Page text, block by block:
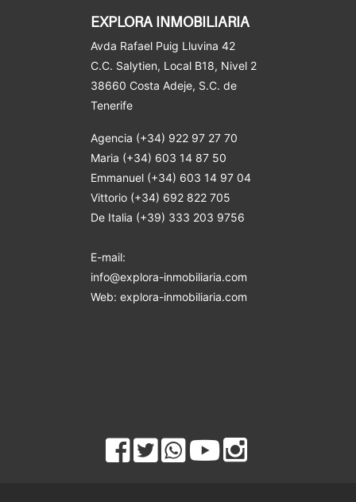
EXPLORA INMOBILIARIA
Avda Rafael Puig Lluvina 42
C.C. Salytien, Local B18, Nivel 2
38660 Costa Adeje, S.C. de
Tenerife
Agencia (+34) 922 97 27 70
Maria (+34) 603 14 87 50
Emmanuel (+34) 603 14 97 04
Vittorio (+34) 692 822 705
De Italia (+39) 333 203 9756
E-mail:
info@explora-inmobiliaria.com
Web: explora-inmobiliaria.com